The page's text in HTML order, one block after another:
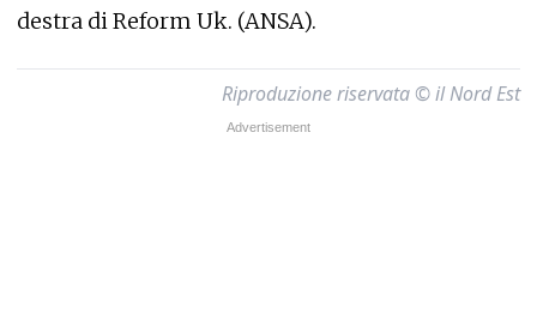
destra di Reform Uk. (ANSA).
Riproduzione riservata © il Nord Est